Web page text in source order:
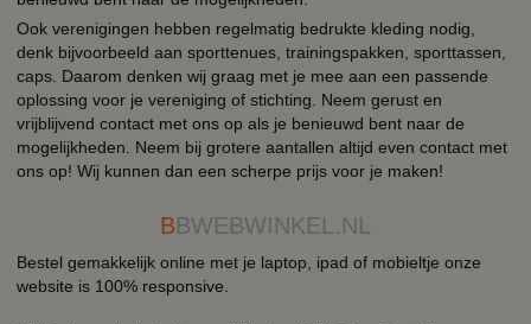
Ook verenigingen hebben regelmatig bedrukte kleding nodig,
denk bijvoorbeeld aan sporttenues, trainingspakken, sporttassen,
caps. Daarom denken wij graag met je mee aan een passende
oplossing voor je vereniging of stichting. Neem gerust en
vrijblijvend contact met ons op als je benieuwd bent naar de
mogelijkheden. Neem bij grotere aantallen altijd even contact met
ons op! Wij kunnen dan een scherpe prijs voor je maken!
BBWEBWINKEL.NL
Bestel gemakkelijk online met je laptop, ipad of mobieltje onze
website is 100% responsive.